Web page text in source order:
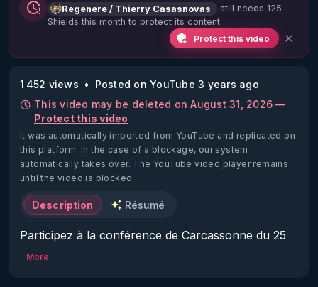
Regenere / Thierry Casasnovas
still needs 125
Shields this month to protect its content
Protect this video
1 452 views
Posted on YouTube 3 years ago
This video may be deleted on August 31, 2026 —
Protect this video
It was automatically imported from YouTube and replicated on
this platform. In the case of a blockage, our system
automatically takes over. The YouTube video player remains
until the video is blocked.
Description Résumé
Participez à la conférence de Carcassonne du 25
février et venez affirmer votre attachement à la
More